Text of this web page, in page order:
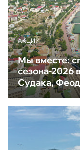
АКЦИИ
Мы вместе:
сезона-2026
Судака,